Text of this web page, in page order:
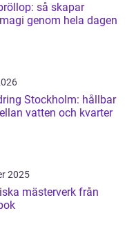
så skapar
genom hela dagen
Stockholm: hållbar
vatten och kvarter
2025
mästerverk från